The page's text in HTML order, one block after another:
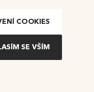
COOKIES